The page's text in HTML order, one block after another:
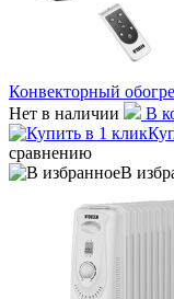
Конвекторный
Нет в наличии
В
сравнению
В